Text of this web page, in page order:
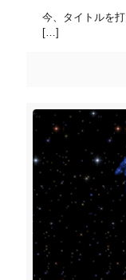
今、タイトルを
[…]